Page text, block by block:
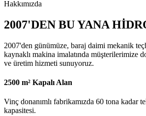
Hakkımızda
2007'DEN BU YANA
2007'den günümüze, baraj daimi mekanik
kaynaklı makina imalatında müşterilerimize
ve üretim hizmeti sunuyoruz.
2500 m² Kapalı Alan
Vinç donanımlı fabrikamızda 60 tona kadar
kapasitesi.